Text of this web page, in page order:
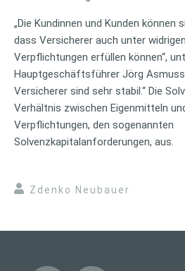
„Die Kundinnen und Kunden können
dass Versicherer auch unter
Verpflichtungen erfüllen können“,
Hauptgeschäftsführer Jörg
Versicherer sind sehr stabil.“ Die
Verhältnis zwischen Eigenmitteln
Verpflichtungen, den sogenannten
Solvenzkapitalanforderungen, aus.
Zdenko Neubauer